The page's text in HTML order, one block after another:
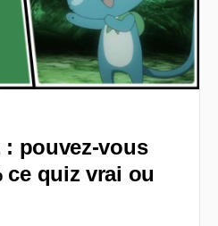
: pouvez-vous
ce quiz vrai ou